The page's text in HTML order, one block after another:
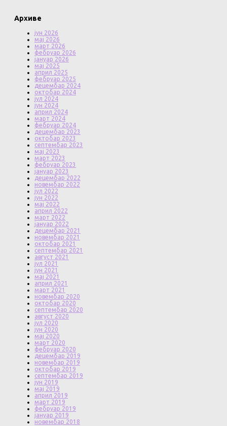
Архиве
јун 2026
мај 2026
март 2026
фебруар 2026
јануар 2026
мај 2025
април 2025
фебруар 2025
децембар 2024
октобар 2024
јул 2024
јун 2024
април 2024
март 2024
фебруар 2024
децембар 2023
октобар 2023
септембар 2023
мај 2023
март 2023
фебруар 2023
јануар 2023
децембар 2022
новембар 2022
јул 2022
јун 2022
мај 2022
април 2022
март 2022
јануар 2022
децембар 2021
новембар 2021
октобар 2021
септембар 2021
август 2021
јул 2021
јун 2021
мај 2021
април 2021
март 2021
новембар 2020
октобар 2020
септембар 2020
август 2020
јул 2020
јун 2020
мај 2020
март 2020
фебруар 2020
децембар 2019
новембар 2019
октобар 2019
септембар 2019
јун 2019
мај 2019
април 2019
март 2019
фебруар 2019
јануар 2019
новембар 2018